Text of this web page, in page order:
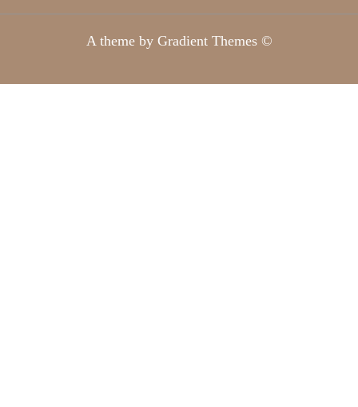
A theme by Gradient Themes ©